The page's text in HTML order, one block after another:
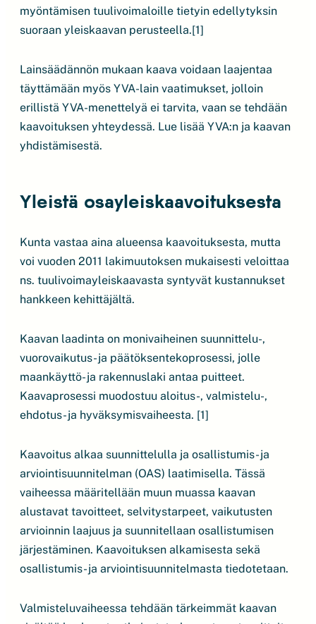
myöntämisen tuulivoimaloille tietyin edellytyksin
suoraan yleiskaavan perusteella.[1]
Lainsäädännön mukaan kaava voidaan laajentaa
täyttämään myös YVA-lain vaatimukset, jolloin
erillistä YVA-menettelyä ei tarvita, vaan se tehdään
kaavoituksen yhteydessä. Lue lisää YVA:n ja kaavan
yhdistämisestä.
Yleistä osayleiskaavoituksesta
Kunta vastaa aina alueensa kaavoituksesta, mutta
voi vuoden 2011 lakimuutoksen mukaisesti veloittaa
ns. tuulivoimayleiskaavasta syntyvät kustannukset
hankkeen kehittäjältä.
Kaavan laadinta on monivaiheinen suunnittelu-,
vuorovaikutus- ja päätöksentekoprosessi, jolle
maankäyttö- ja rakennuslaki antaa puitteet.
Kaavaprosessi muodostuu aloitus-, valmistelu-,
ehdotus- ja hyväksymisvaiheesta. [1]
Kaavoitus alkaa suunnittelulla ja osallistumis- ja
arviointisuunnitelman (OAS) laatimisella. Tässä
vaiheessa määritellään muun muassa kaavan
alustavat tavoitteet, selvitystarpeet, vaikutusten
arvioinnin laajuus ja suunnitellaan osallistumisen
järjestäminen. Kaavoituksen alkamisesta sekä
osallistumis- ja arviointisuunnitelmasta tiedotetaan.
Valmisteluvaiheessa tehdään tärkeimmät kaavan